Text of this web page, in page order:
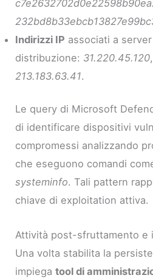
Indirizzi IP associati a
distribuzione: 31.220.45.120,
213.183.63.41.
Le query di Microsoft
di identificare dispositivi
compromessi analizzando
che eseguono comandi
systeminfo. Tali pattern
chiave di exploitation attiva.
Attività post-sfruttamento e
Una volta stabilita la
impiegatool di